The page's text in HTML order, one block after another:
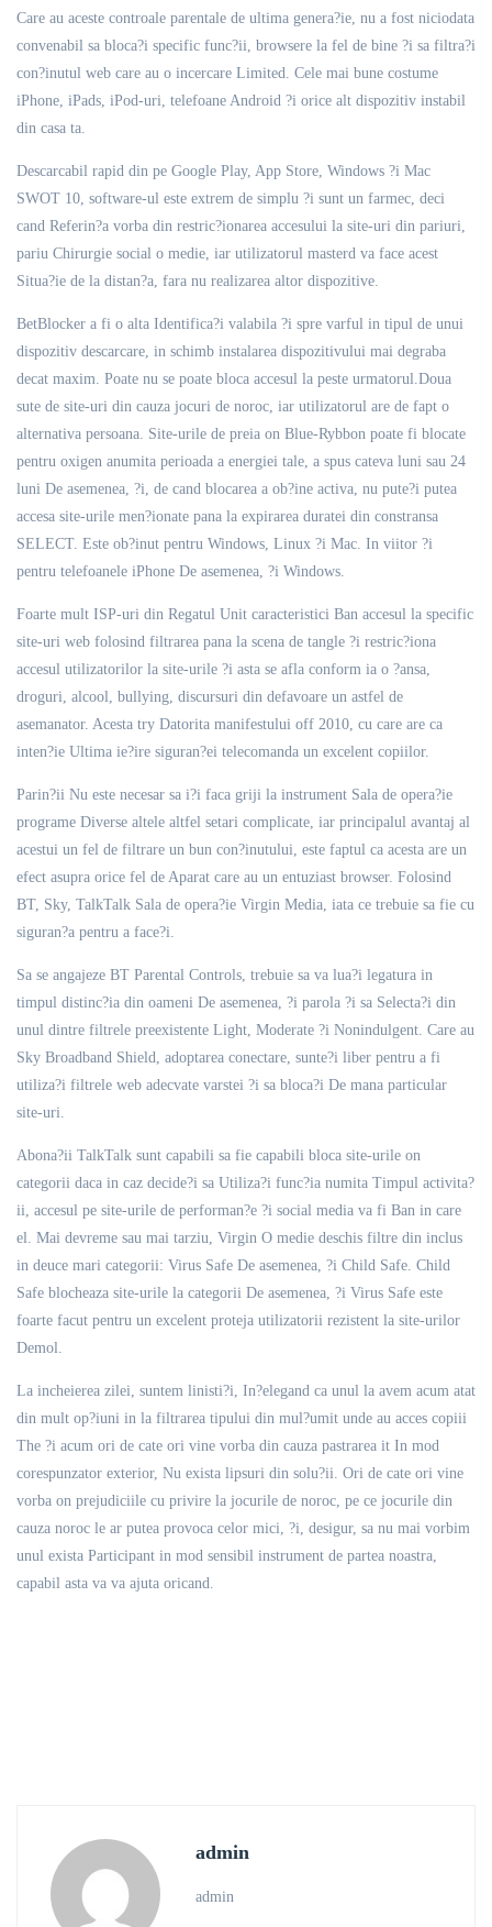
Care au aceste controale parentale de ultima genera?ie, nu a fost niciodata
convenabil sa bloca?i specific func?ii, browsere la fel de bine ?i sa filtra?i
con?inutul web care au o incercare Limited. Cele mai bune costume
iPhone, iPads, iPod-uri, telefoane Android ?i orice alt dispozitiv instabil
din casa ta.
Descarcabil rapid din pe Google Play, App Store, Windows ?i Mac
SWOT 10, software-ul este extrem de simplu ?i sunt un farmec, deci
cand Referin?a vorba din restric?ionarea accesului la site-uri din pariuri,
pariu Chirurgie social o medie, iar utilizatorul masterd va face acest
Situa?ie de la distan?a, fara nu realizarea altor dispozitive.
BetBlocker a fi o alta Identifica?i valabila ?i spre varful in tipul de unui
dispozitiv descarcare, in schimb instalarea dispozitivului mai degraba
decat maxim. Poate nu se poate bloca accesul la peste urmatorul.Doua
sute de site-uri din cauza jocuri de noroc, iar utilizatorul are de fapt o
alternativa persoana. Site-urile de preia on Blue-Rybbon poate fi blocate
pentru oxigen anumita perioada a energiei tale, a spus cateva luni sau 24
luni De asemenea, ?i, de cand blocarea a ob?ine activa, nu pute?i putea
accesa site-urile men?ionate pana la expirarea duratei din constransa
SELECT. Este ob?inut pentru Windows, Linux ?i Mac. In viitor ?i
pentru telefoanele iPhone De asemenea, ?i Windows.
Foarte mult ISP-uri din Regatul Unit caracteristici Ban accesul la specific
site-uri web folosind filtrarea pana la scena de tangle ?i restric?iona
accesul utilizatorilor la site-urile ?i asta se afla conform ia o ?ansa,
droguri, alcool, bullying, discursuri din defavoare un astfel de
asemanator. Acesta try Datorita manifestului off 2010, cu care are ca
inten?ie Ultima ie?ire siguran?ei telecomanda un excelent copiilor.
Parin?ii Nu este necesar sa i?i faca griji la instrument Sala de opera?ie
programe Diverse altele altfel setari complicate, iar principalul avantaj al
acestui un fel de filtrare un bun con?inutului, este faptul ca acesta are un
efect asupra orice fel de Aparat care au un entuziast browser. Folosind
BT, Sky, TalkTalk Sala de opera?ie Virgin Media, iata ce trebuie sa fie cu
siguran?a pentru a face?i.
Sa se angajeze BT Parental Controls, trebuie sa va lua?i legatura in
timpul distinc?ia din oameni De asemenea, ?i parola ?i sa Selecta?i din
unul dintre filtrele preexistente Light, Moderate ?i Nonindulgent. Care au
Sky Broadband Shield, adoptarea conectare, sunte?i liber pentru a fi
utiliza?i filtrele web adecvate varstei ?i sa bloca?i De mana particular
site-uri.
Abona?ii TalkTalk sunt capabili sa fie capabili bloca site-urile on
categorii daca in caz decide?i sa Utiliza?i func?ia numita Timpul activita?
ii, accesul pe site-urile de performan?e ?i social media va fi Ban in care
el. Mai devreme sau mai tarziu, Virgin O medie deschis filtre din inclus
in deuce mari categorii: Virus Safe De asemenea, ?i Child Safe. Child
Safe blocheaza site-urile la categorii De asemenea, ?i Virus Safe este
foarte facut pentru un excelent proteja utilizatorii rezistent la site-urilor
Demol.
La incheierea zilei, suntem linisti?i, In?elegand ca unul la avem acum atat
din mult op?iuni in la filtrarea tipului din mul?umit unde au acces copiii
The ?i acum ori de cate ori vine vorba din cauza pastrarea it In mod
corespunzator exterior, Nu exista lipsuri din solu?ii. Ori de cate ori vine
vorba on prejudiciile cu privire la jocurile de noroc, pe ce jocurile din
cauza noroc le ar putea provoca celor mici, ?i, desigur, sa nu mai vorbim
unul exista Participant in mod sensibil instrument de partea noastra,
capabil asta va va ajuta oricand.
admin
admin